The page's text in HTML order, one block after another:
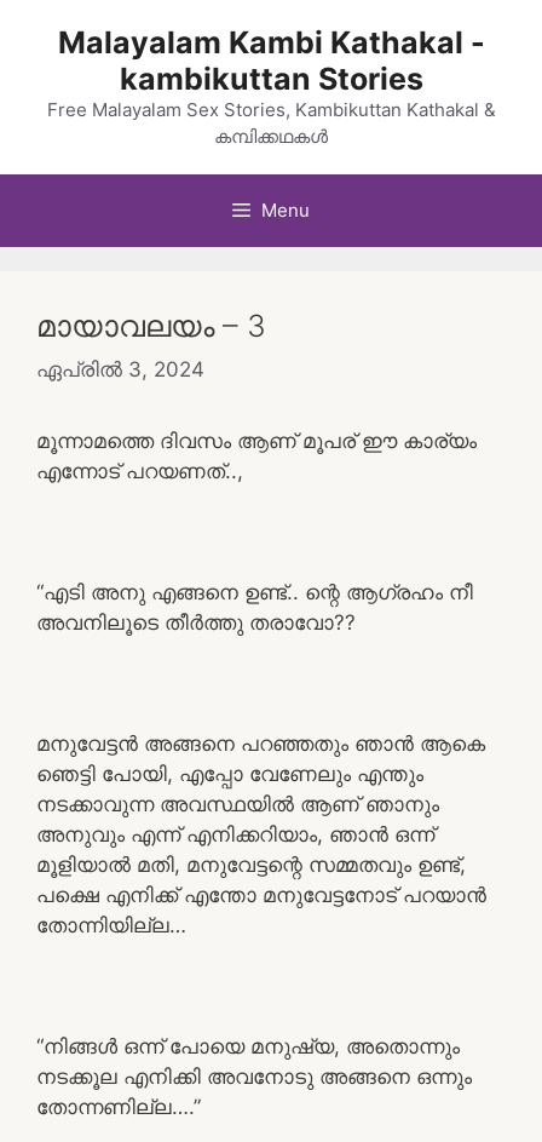
Malayalam Kambi Kathakal -
kambikuttan Stories
Free Malayalam Sex Stories, Kambikuttan Kathakal &
കമ്പിക്കഥകൾ
Menu
മായാവലയം – 3
ഏപ്രിൽ 3, 2024
മൂന്നാമത്തെ ദിവസം ആണ് മൂപര് ഈ കാര്യം
എന്നോട് പറയണത്..,
“എടി അനു എങ്ങനെ ഉണ്ട്.. ന്റെ ആഗ്രഹം നീ
അവനിലൂടെ തീർത്തു തരാവോ??
മനുവേട്ടൻ അങ്ങനെ പറഞ്ഞതും ഞാൻ ആകെ
ഞെട്ടി പോയി, എപ്പോ വേണേലും എന്തും
നടക്കാവുന്ന അവസ്ഥയിൽ ആണ് ഞാനും
അനുവും എന്ന് എനിക്കറിയാം, ഞാൻ ഒന്ന്
മൂളിയാൽ മതി, മനുവേട്ടന്റെ സമ്മതവും ഉണ്ട്,
പക്ഷെ എനിക്ക് എന്തോ മനുവേട്ടനോട് പറയാൻ
തോന്നിയില്ല…
“നിങ്ങൾ ഒന്ന് പോയെ മനുഷ്യ, അതൊന്നും
നടക്കൂല എനിക്കി അവനോടു അങ്ങനെ ഒന്നും
തോന്നണില്ല….”